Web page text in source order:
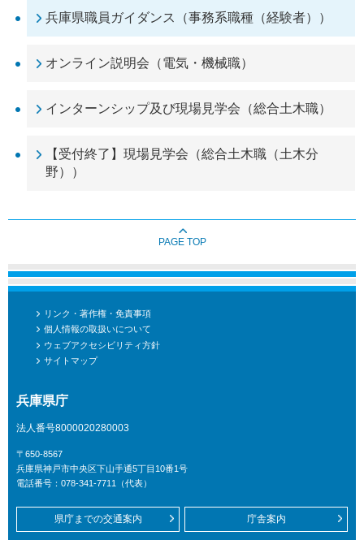
兵庫県職員ガイダンス（事務系職種（経験者））
オンライン説明会（電気・機械職）
インターンシップ及び現場見学会（総合土木職）
【受付終了】現場見学会（総合土木職（土木分
野））
PAGE TOP
リンク・著作権・免責事項
個人情報の取扱いについて
ウェブアクセシビリティ方針
サイトマップ
兵庫県庁
法人番号8000020280003
〒650-8567
兵庫県神戸市中央区下山手通5丁目10番1号
電話番号：078-341-7711（代表）
県庁までの交通案内 庁舎案内